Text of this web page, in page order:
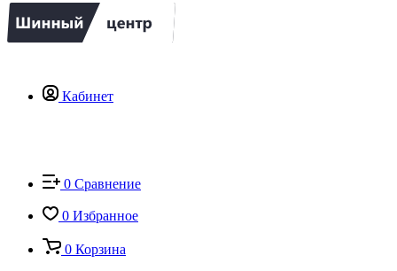
Кабинет
0 Сравнение
0 Избранное
0 Корзина